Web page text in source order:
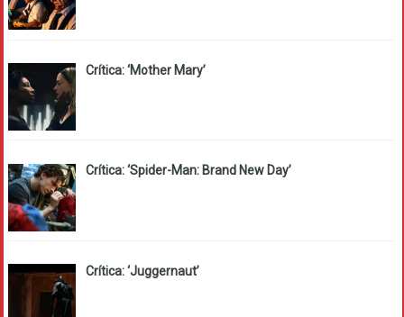
Crítica: ‘Mother Mary’
Crítica: ‘Spider-Man: Brand New Day’
Crítica: ‘Juggernaut’